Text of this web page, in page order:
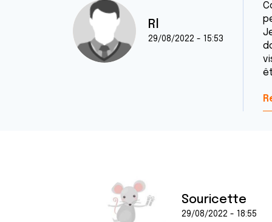
Rl
29/08/2022 - 15:53
Souricette
29/08/2022 - 18:55